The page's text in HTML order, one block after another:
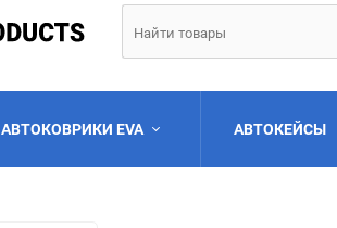
АВТОКОВРИКИ EVA АВТОКЕЙСЫ